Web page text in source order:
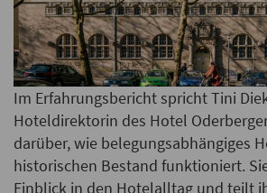
Im Erfahrungsbericht spricht Tini
Hoteldirektorin des Hotel
darüber, wie belegungsabhängiges
historischen Bestand funktioniert.
Einblick in den Hotelalltag und teilt